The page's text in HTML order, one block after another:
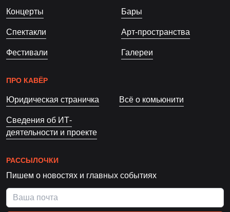
Концерты
Спектакли
Фестивали
Бары
Арт-пространства
Галереи
ПРО КАВЁР
Юридическая страничка Всё о комьюнити
Сведения об ИТ-
деятельности и проекте
РАССЫЛОЧКИ
Пишем о новостях и главных событиях